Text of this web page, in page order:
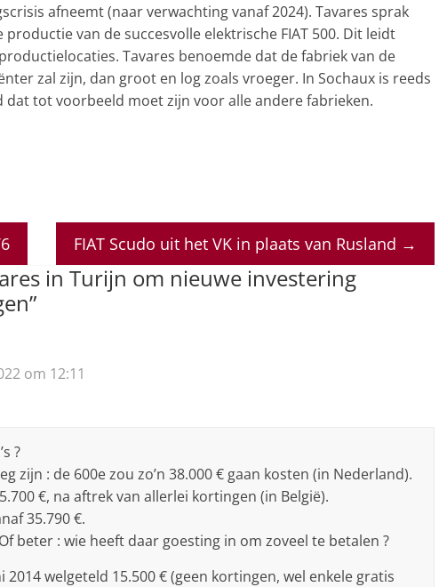
afneemt (naar verwachting vanaf 2024). Tavares sprak
van de succesvolle elektrische FIAT 500. Dit leidt
Tavares benoemde dat de fabriek van de
zal zijn, dan groot en log zoals vroeger. In Sochaux is reeds
tot voorbeeld moet zijn voor alle andere fabrieken.
FIAT Scudo uit het VK in plaats van Rusland →
in Turijn om nieuwe investering
”
om 12:11
?
zijn : de 600e zou zo’n 38.000 € gaan kosten (in Nederland).
€, na aftrek van allerlei kortingen (in België).
35.790 €.
beter : wie heeft daar goesting in om zoveel te betalen ?
2014 welgeteld 15.500 € (geen kortingen, wel enkele gratis